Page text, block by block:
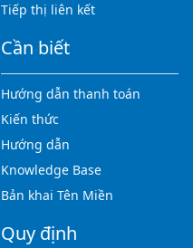
Tiếp thị liên kết
Cần biết
Hướng dẫn thanh toán
Kiến thức
Hướng dẫn
Knowledge Base
Bản khai Tên Miền
Quy định